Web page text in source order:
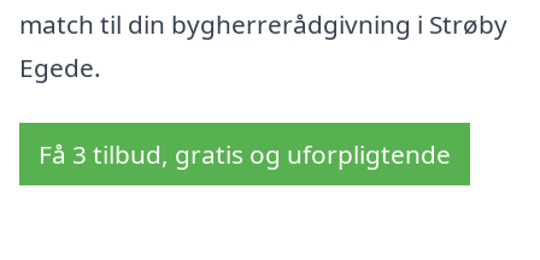
match til din bygherrerådgivning i Strøby
Egede.
Få 3 tilbud, gratis og uforpligtende